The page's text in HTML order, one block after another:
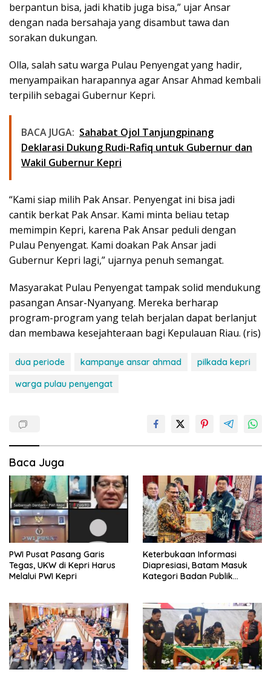
berpantun bisa, jadi khatib juga bisa,” ujar Ansar
dengan nada bersahaja yang disambut tawa dan
sorakan dukungan.
Olla, salah satu warga Pulau Penyengat yang hadir,
menyampaikan harapannya agar Ansar Ahmad kembali
terpilih sebagai Gubernur Kepri.
BACA JUGA: Sahabat Ojol Tanjungpinang
Deklarasi Dukung Rudi-Rafiq untuk Gubernur dan
Wakil Gubernur Kepri
“Kami siap milih Pak Ansar. Penyengat ini bisa jadi
cantik berkat Pak Ansar. Kami minta beliau tetap
memimpin Kepri, karena Pak Ansar peduli dengan
Pulau Penyengat. Kami doakan Pak Ansar jadi
Gubernur Kepri lagi,” ujarnya penuh semangat.
Masyarakat Pulau Penyengat tampak solid mendukung
pasangan Ansar-Nyanyang. Mereka berharap
program-program yang telah berjalan dapat berlanjut
dan membawa kesejahteraan bagi Kepulauan Riau. (ris)
dua periode kampanye ansar ahmad
pilkada kepri
warga pulau penyengat
Baca Juga
PWI Pusat Pasang Garis
Tegas, UKW di Kepri Harus
Melalui PWI Kepri
Keterbukaan Informasi
Diapresiasi, Batam Masuk
Kategori Badan Publik